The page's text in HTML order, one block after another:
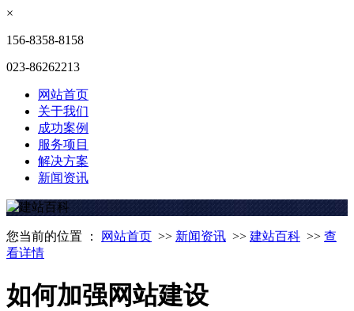
×
156-8358-8158
023-86262213
网站首页
关于我们
成功案例
服务项目
解决方案
新闻资讯
您当前的位置 ： 网站首页 >> 新闻资讯 >> 建站百科 >> 查
看详情
如何加强网站建设